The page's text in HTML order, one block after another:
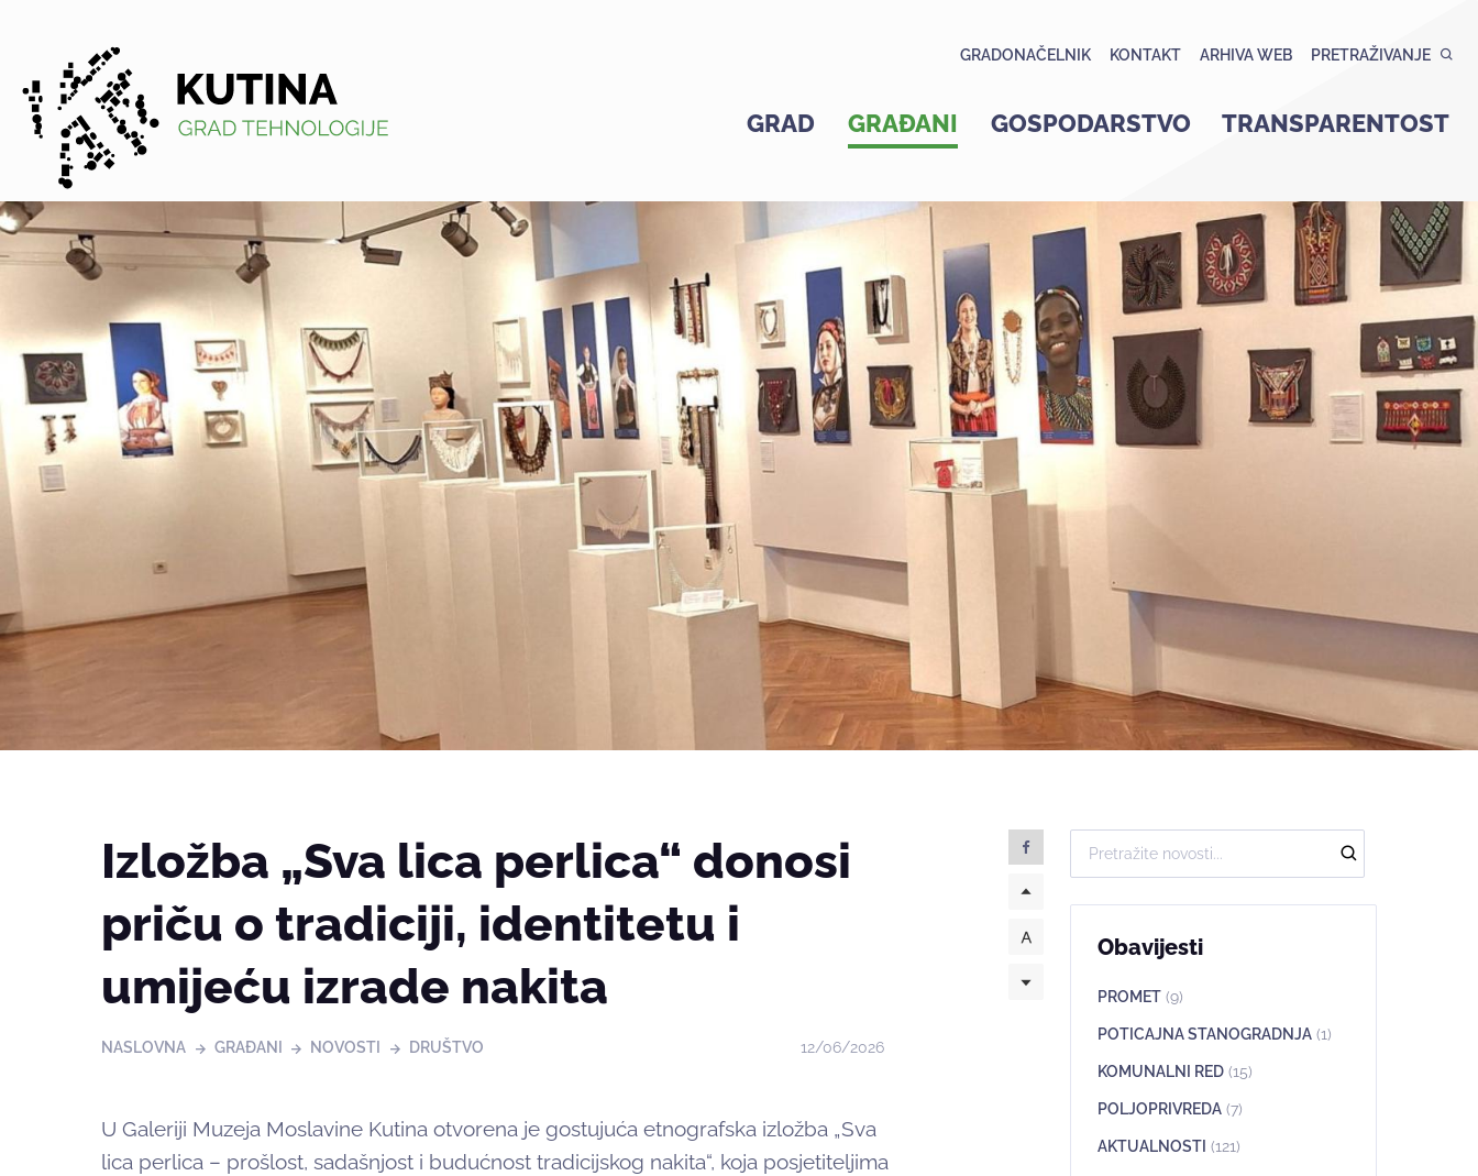
Kutina
GRADONAČELNIK KONTAKT ARHIVA WEB PRETRAŽIVANJE
GRAD GRAĐANI GOSPODARSTVO TRANSPARENTOST
Izložba „Sva lica perlica“ donosi
priču o tradiciji, identitetu i
umijeću izrade nakita
NASLOVNA GRAĐANI NOVOSTI DRUŠTVO 12/06/2026
U Galeriji Muzeja Moslavine Kutina otvorena je gostujuća etnografska izložba „Sva
lica perlica – prošlost, sadašnjost i budućnost tradicijskog nakita“, koja posjetiteljima
Obavijesti
PROMET (9)
POTICAJNA STANOGRADNJA (1)
KOMUNALNI RED (15)
POLJOPRIVREDA (7)
AKTUALNOSTI (121)